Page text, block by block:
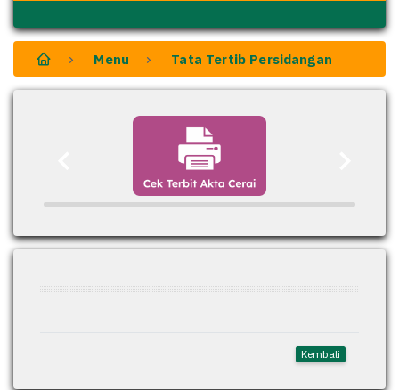
Menu Tata Tertib Persidangan
Kembali